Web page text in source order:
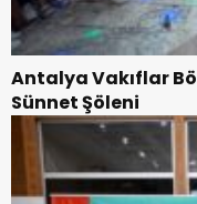
Antalya Vakıflar
Sünnet Şöleni